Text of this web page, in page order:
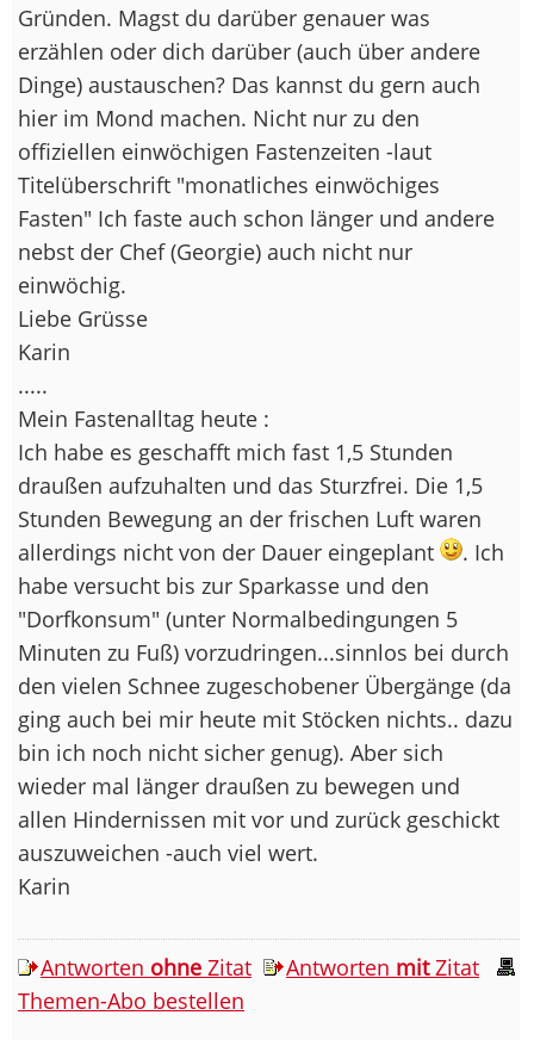
Gründen. Magst du darüber genauer was
erzählen oder dich darüber (auch über andere
Dinge) austauschen? Das kannst du gern auch
hier im Mond machen. Nicht nur zu den
offiziellen einwöchigen Fastenzeiten -laut
Titelüberschrift "monatliches einwöchiges
Fasten" Ich faste auch schon länger und andere
nebst der Chef (Georgie) auch nicht nur
einwöchig.
Liebe Grüsse
Karin
.....
Mein Fastenalltag heute :
Ich habe es geschafft mich fast 1,5 Stunden
draußen aufzuhalten und das Sturzfrei. Die 1,5
Stunden Bewegung an der frischen Luft waren
allerdings nicht von der Dauer eingeplant
. Ich
habe versucht bis zur Sparkasse und den
"Dorfkonsum" (unter Normalbedingungen 5
Minuten zu Fuß) vorzudringen...sinnlos bei durch
den vielen Schnee zugeschobener Übergänge (da
ging auch bei mir heute mit Stöcken nichts.. dazu
bin ich noch nicht sicher genug). Aber sich
wieder mal länger draußen zu bewegen und
allen Hindernissen mit vor und zurück geschickt
auszuweichen -auch viel wert.
Karin
Antworten ohne Zitat Antworten mitZitat
Themen-Abo bestellen